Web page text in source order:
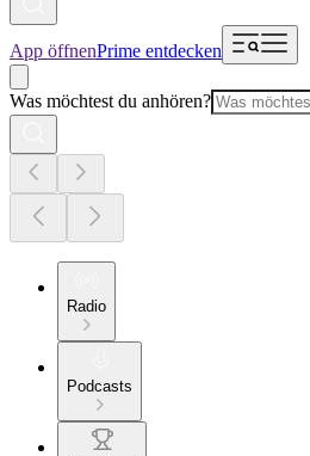
App öffnenPrime entdecken
Was möchtest du anhören?
Radio
Podcasts